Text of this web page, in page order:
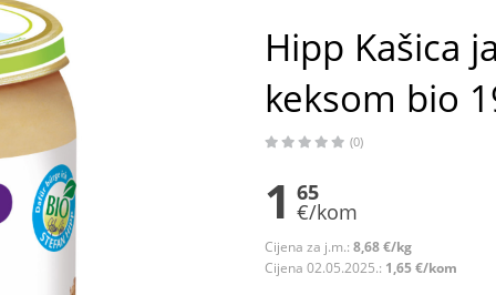
Hipp Kašica
keksom bio
(0)
1 65
€/kom
Cijena za j.m.: 8,68 €/kg
Cijena 02.05.2025.: 1,65 €/kom